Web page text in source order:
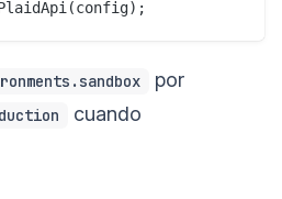
por
cuando